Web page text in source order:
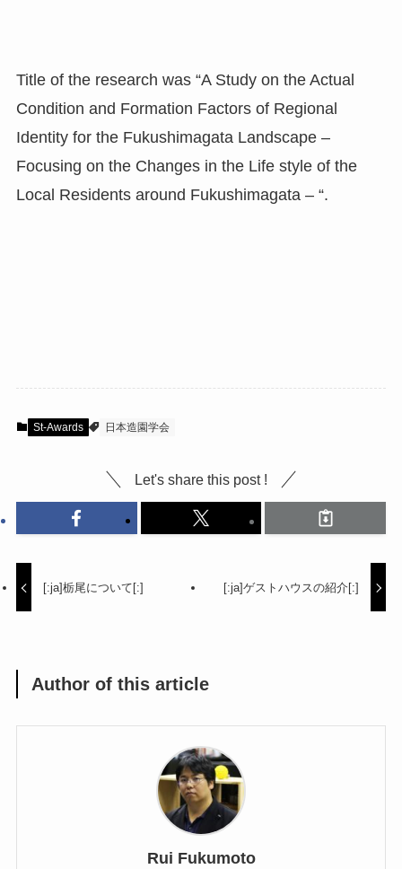
Title of the research was “A Study on the Actual
Condition and Formation Factors of Regional
Identity for the Fukushimagata Landscape –
Focusing on the Changes in the Life style of the
Local Residents around Fukushimagata – “.
St-Awards 日本造園学会
Let's share this post !
[:ja]栃尾について[:] [:ja]ゲストハウスの紹介[:]
Author of this article
Rui Fukumoto